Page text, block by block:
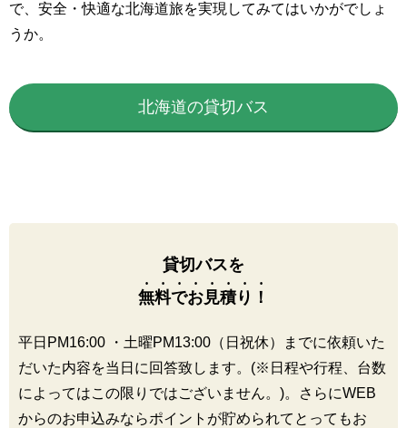
で、安全・快適な北海道旅を実現してみてはいかがでしょ
うか。
北海道の貸切バス
貸切バスを
無料でお見積り！
平日PM16:00 ・土曜PM13:00（日祝休）までに依頼いた
だいた内容を当日に回答致します。(※日程や行程、台数
によってはこの限りではございません。)。さらにWEB
からのお申込みならポイントが貯められてとってもお